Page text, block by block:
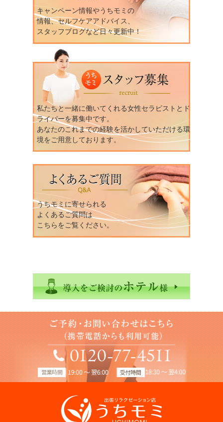
キャンペーン情報やうちモミの
情報、セルフケアアドバイス、
スタッフブログなど日々更新中！
私たちと一緒に働いてくれる女性セラピストとド
ライバーを募集中です。
あなたのこれまでの経験を活かしていただける環
境をご用意しております。
うちモミに寄せられる
よくあるご質問は
こちらをご覧ください。